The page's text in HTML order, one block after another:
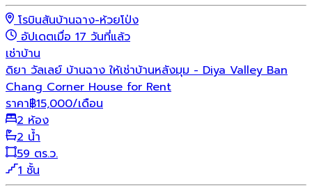
โรบินสันบ้านฉาง-ห้วยโป่ง
อัปเดตเมื่อ 17 วันที่แล้ว
เช่าบ้าน
ดิยา วัลเลย์ บ้านฉาง ให้เช่าบ้านหลังมุม - Diya Valley Ban
Chang Corner House for Rent
ราคา฿15,000/เดือน
2 ห้อง
2 น้ำ
59 ตร.ว.
1 ชั้น